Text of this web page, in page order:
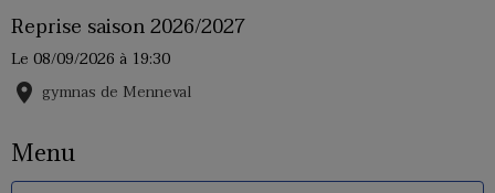
Reprise saison 2026/2027
Le 08/09/2026 à 19:30
gymnas de Menneval
Menu